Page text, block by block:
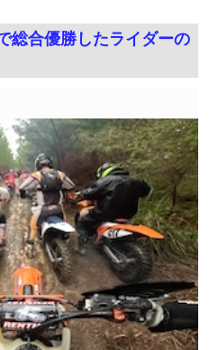
総合優勝したライダーの